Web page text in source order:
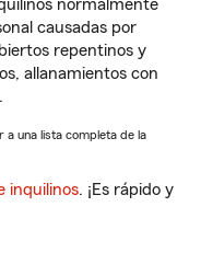
normalmente
causadas por
repentinos y
allanamientos con
a una lista completa de la
inquilinos. ¡Es rápido y